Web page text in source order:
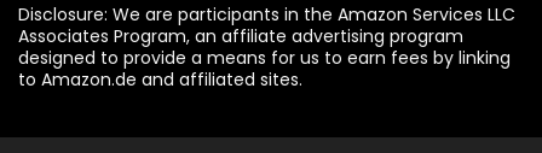
Disclosure: We are participants in the Amazon Services LLC
Associates Program, an affiliate advertising program
designed to provide a means for us to earn fees by linking
to Amazon.de and affiliated sites.